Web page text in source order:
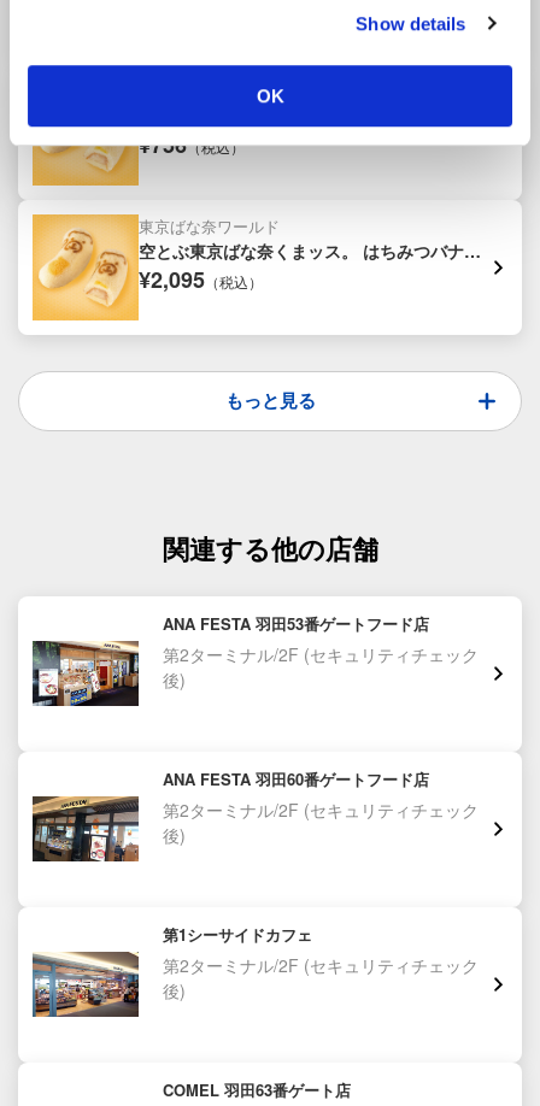
Show details
OK
東京ばな奈ワールド
味、「見ぃつけたっ」 4個入
¥756（税込）
東京ばな奈ワールド
空とぶ東京ばな奈くまッス。 はちみつバナナ
味、「見ぃつけたっ」 12個入
¥2,095 （税込）
もっと見る
関連する他の店舗
ANA FESTA 羽田53番ゲートフード店
第2ターミナル/2F (セキュリティチェック
後)
ANA FESTA 羽田60番ゲートフード店
第2ターミナル/2F (セキュリティチェック
後)
第1シーサイドカフェ
第2ターミナル/2F (セキュリティチェック
後)
COMEL 羽田63番ゲート店